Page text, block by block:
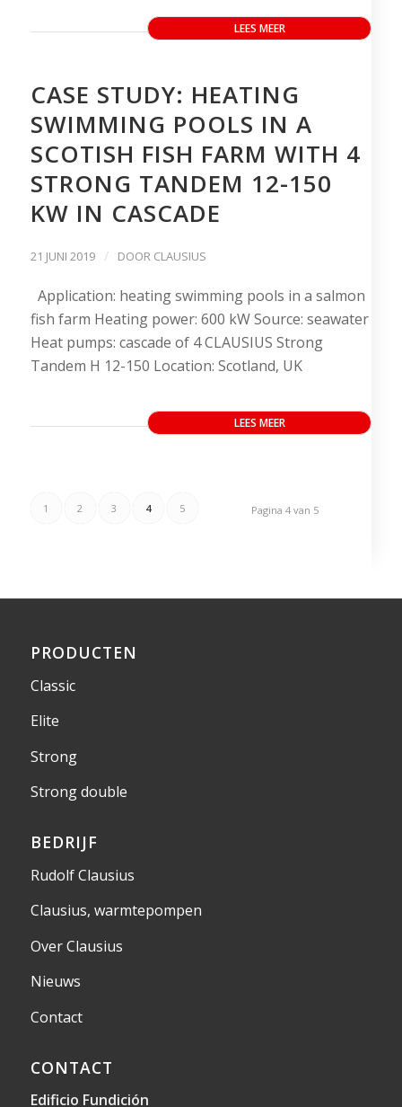
LEES MEER
CASE STUDY: HEATING
SWIMMING POOLS IN A
SCOTISH FISH FARM WITH 4
STRONG TANDEM 12-150
KW IN CASCADE
21 JUNI 2019 / DOOR CLAUSIUS
Application: heating swimming pools in a salmon
fish farm Heating power: 600 kW Source: seawater
Heat pumps: cascade of 4 CLAUSIUS Strong
Tandem H 12-150 Location: Scotland, UK
LEES MEER
Pagina 4 van 5
1 2 3 4 5
PRODUCTEN
Classic
Elite
Strong
Strong double
BEDRIJF
Rudolf Clausius
Clausius, warmtepompen
Over Clausius
Nieuws
Contact
CONTACT
Edificio Fundición